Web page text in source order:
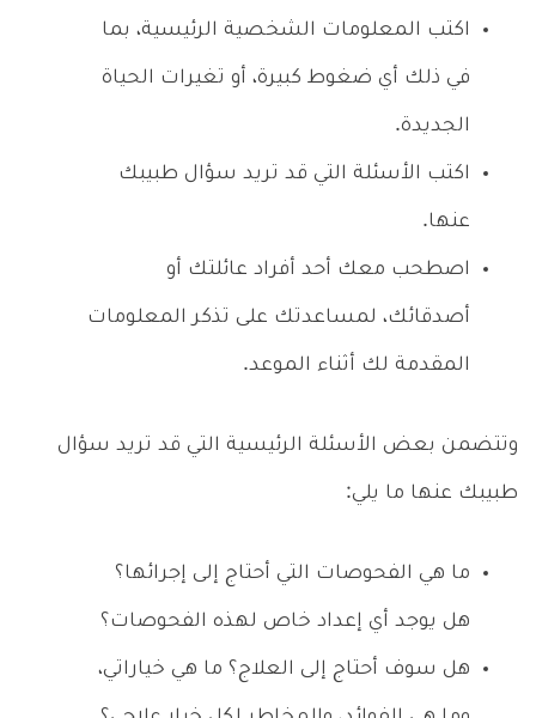
اكتب المعلومات الشخصية الرئيسية، بما
في ذلك أي ضغوط كبيرة، أو تغيرات الحياة
الجديدة.
اكتب الأسئلة التي قد تريد سؤال طبيبك
عنها.
اصطحب معك أحد أفراد عائلتك أو
أصدقائك، لمساعدتك على تذكر المعلومات
المقدمة لك أثناء الموعد.
وتتضمن بعض الأسئلة الرئيسية التي قد تريد سؤال
طبيبك عنها ما يلي:
ما هي الفحوصات التي أحتاج إلى إجرائها؟
هل يوجد أي إعداد خاص لهذه الفحوصات؟
هل سوف أحتاج إلى العلاج؟ ما هي خياراتي،